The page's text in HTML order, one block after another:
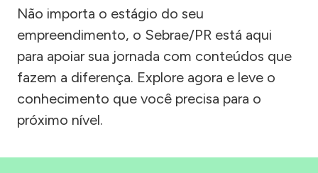
Não importa o estágio do seu
empreendimento, o Sebrae/PR está aqui
para apoiar sua jornada com conteúdos que
fazem a diferença. Explore agora e leve o
conhecimento que você precisa para o
próximo nível.